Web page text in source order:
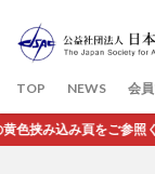
TOP NEWS 会
み頁をご参照くだ